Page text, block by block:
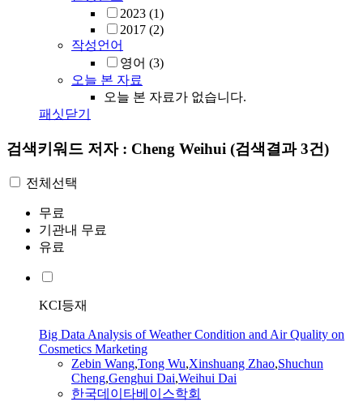
2023 (1)
2017 (2)
작성언어
영어 (3)
오늘 본 자료
오늘 본 자료가 없습니다.
패싯닫기
검색키워드 저자 : Cheng Weihui (검색결과 3건)
전체선택
무료
기관내 무료
유료
KCI등재
Big Data Analysis of Weather Condition and Air Quality on
Cosmetics Marketing
Zebin Wang,Tong Wu,Xinshuang Zhao,Shuchun
Cheng,Genghui Dai,Weihui Dai
한국데이타베이스학회